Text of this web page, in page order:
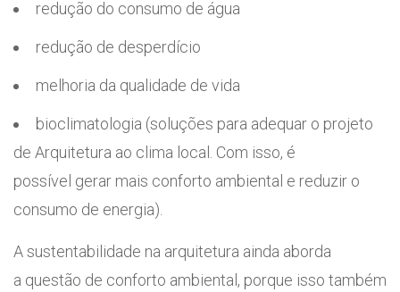
redução do consumo de água
redução de desperdício
melhoria da qualidade de vida
bioclimatologia (soluções para adequar o projeto
de Arquitetura ao clima local. Com isso, é
possível gerar mais conforto ambiental e reduzir o
consumo de energia).
A sustentabilidade na arquitetura ainda aborda
a questão de conforto ambiental, porque isso também